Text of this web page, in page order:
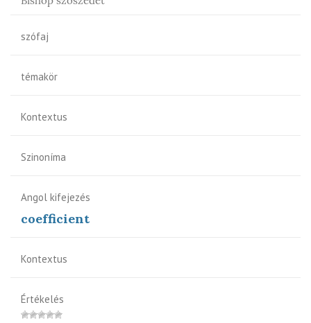
szófaj
témakör
Kontextus
Szinoníma
Angol kifejezés
coefficient
Kontextus
Értékelés